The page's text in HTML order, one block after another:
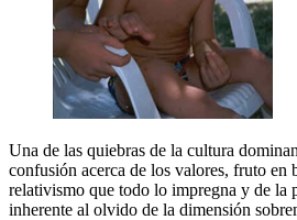
Una de las quiebras de la cultura
confusión acerca de los valores, fruto en
relativismo que todo lo impregna y de la
inherente al olvido de la dimensión